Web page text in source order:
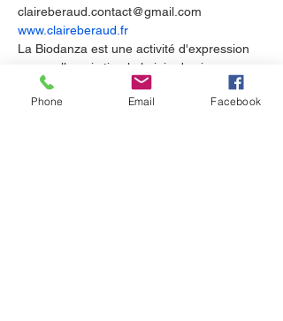
www.claireberaud.fr
La Biodanza est une activité d'expression
corporelle qui stimule la joie de vivre.
Lorsque celle-ci est proposée en famille,
elle favorise le lien intergénérationnel, la
Phone Email Facebook